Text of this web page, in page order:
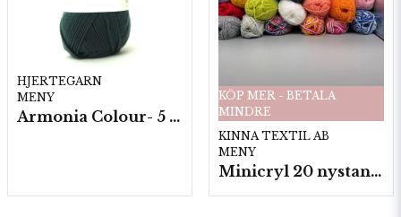
HJERTEGARN
MENY
Armonia Colour- 5 härv/fp. a100 g.
KÖP MER - BETALA
MINDRE
KINNA TEXTIL AB
MENY
Minicryl 20 nystan a25g./fp.